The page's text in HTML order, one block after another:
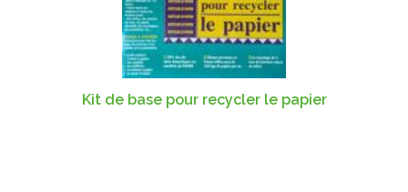
Kit de base pour recycler le papier